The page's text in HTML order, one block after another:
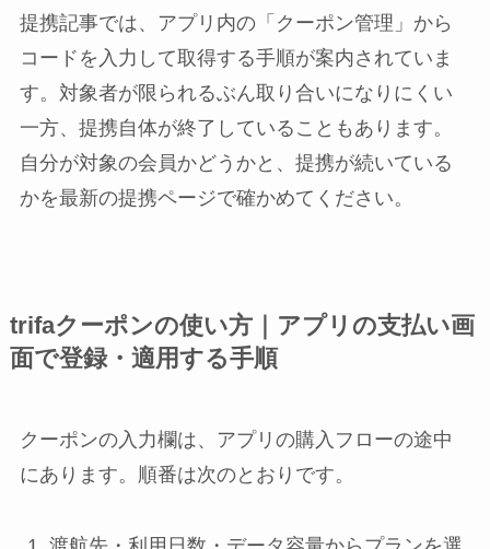
提携記事では、アプリ内の「クーポン管理」から
コードを入力して取得する手順が案内されていま
す。対象者が限られるぶん取り合いになりにくい
一方、提携自体が終了していることもあります。
自分が対象の会員かどうかと、提携が続いている
かを最新の提携ページで確かめてください。
trifaクーポンの使い方｜アプリの支払い画
面で登録・適用する手順
クーポンの入力欄は、アプリの購入フローの途中
にあります。順番は次のとおりです。